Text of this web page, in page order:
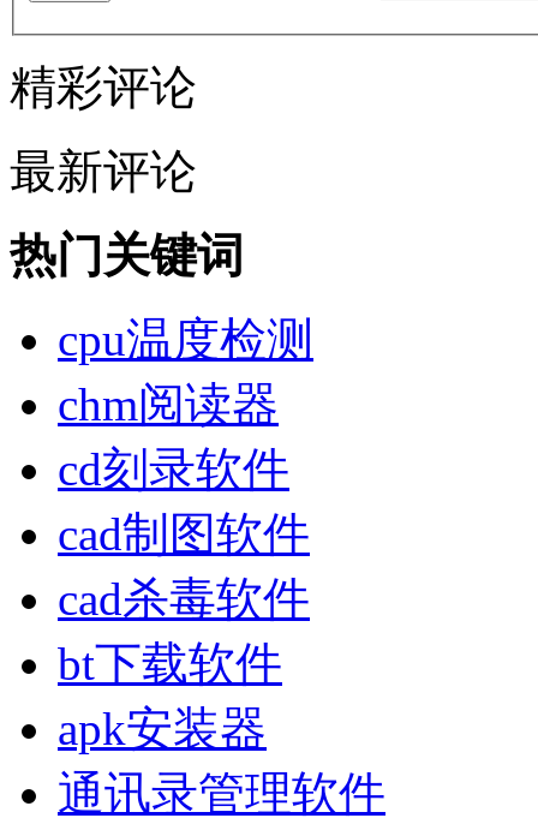
精彩评论
最新评论
热门关键词
cpu温度检测
chm阅读器
cd刻录软件
cad制图软件
cad杀毒软件
bt下载软件
apk安装器
通讯录管理软件